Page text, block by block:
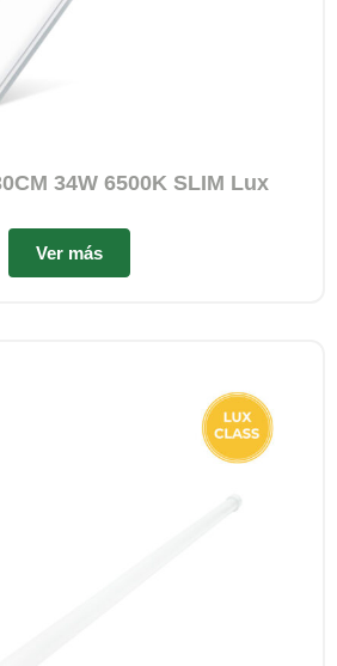
34W 6500K SLIM Lux
Ver más